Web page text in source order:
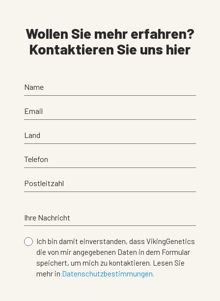
Wollen Sie mehr erfahren?
Kontaktieren Sie uns hier
Name
Email
Land
Telefon
Postleitzahl
Ihre Nachricht
Ich bin damit einverstanden, dass VikingGenetics
die von mir angegebenen Daten in dem Formular
speichert, um mich zu kontaktieren. Lesen Sie
mehr in Datenschutzbestimmungen.